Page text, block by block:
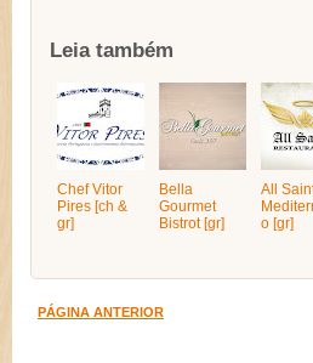
Leia também
Chef Vitor
Pires [ch &
gr]
Bella
Gourmet
Bistrot [gr]
All
o [gr]
PÁGINA ANTERIOR